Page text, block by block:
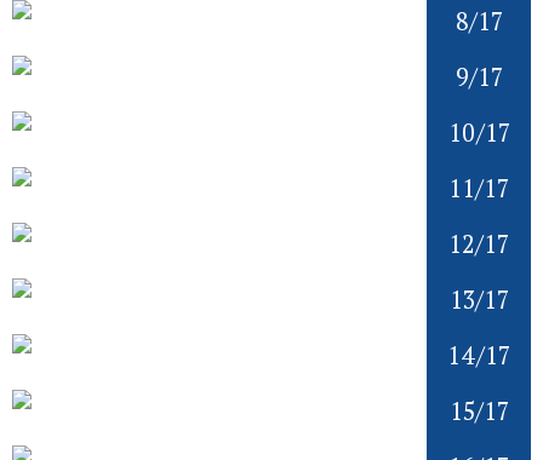
8/17
9/17
10/17
11/17
12/17
13/17
14/17
15/17